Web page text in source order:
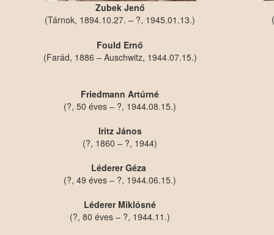
Zubek Jenő
(Tárnok, 1894.10.27. – ?, 1945.01.13.)
Fould Ernő
(Farád, 1886 – Auschwitz, 1944.07.15.)
Friedmann Artúrné
(?, 50 éves – ?, 1944.08.15.)
Iritz János
(?, 1860 – ?, 1944)
Léderer Géza
(?, 49 éves – ?, 1944.06.15.)
Léderer Miklósné
(?, 80 éves – ?, 1944.11.)